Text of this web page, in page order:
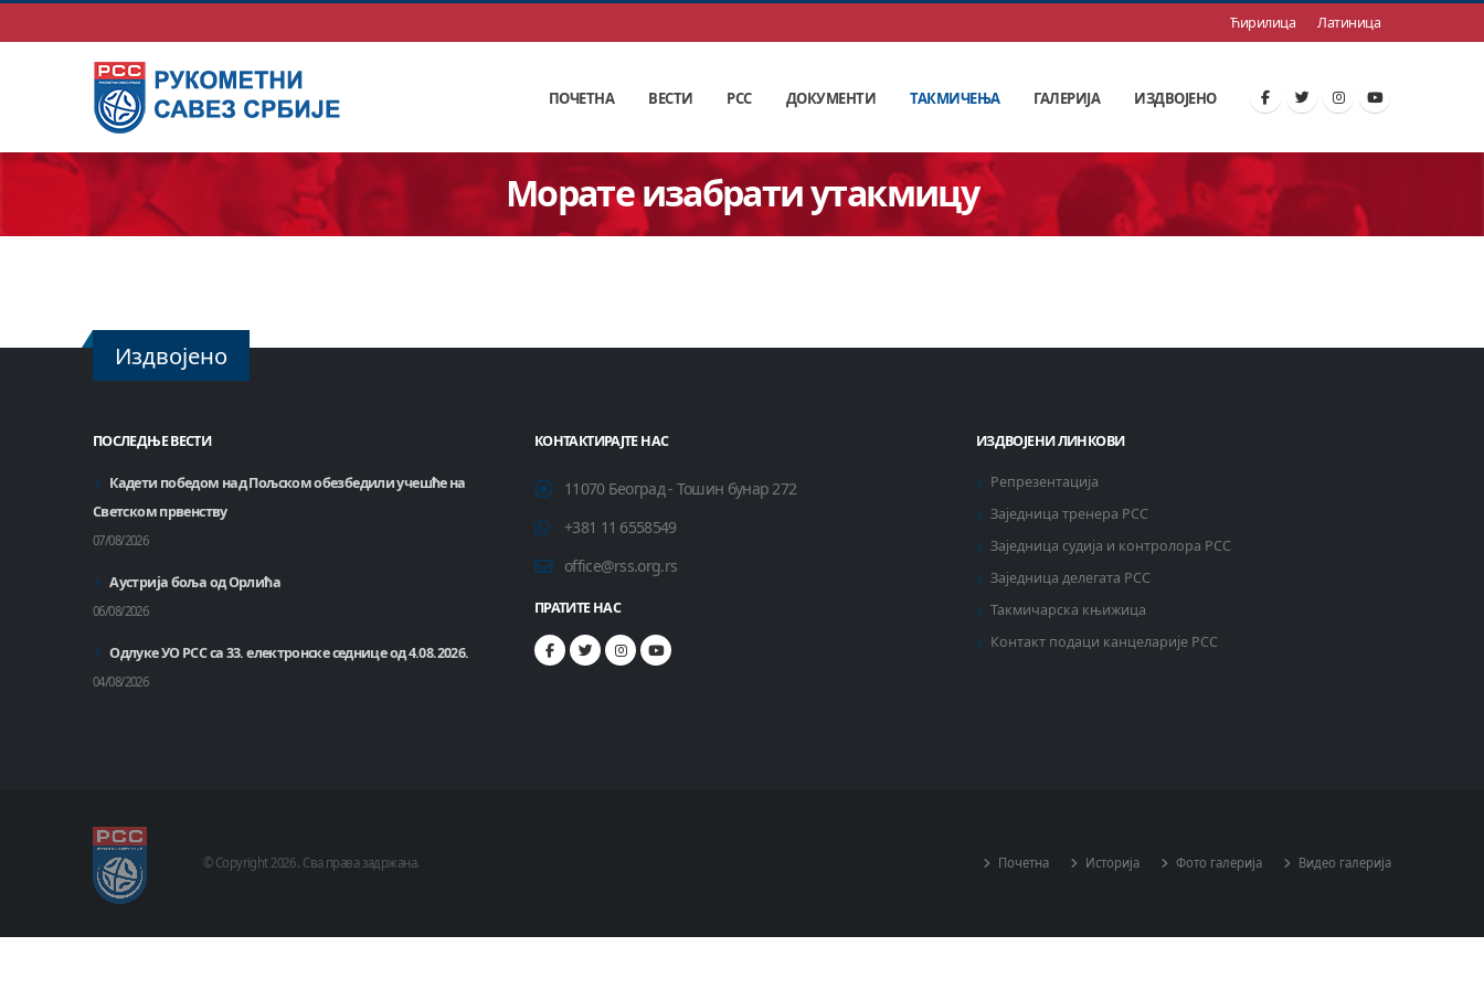
Ћирилица Латиница
ПОЧЕТНА ВЕСТИ РСС ДОКУМЕНТИ ТАКМИЧЕЊА ГАЛЕРИЈА ИЗДВОЈЕНО
Морате изабрати утакмицу
Издвојено
ПОСЛЕДЊЕ ВЕСТИ
Кадети победом над Пољском обезбедили учешће на
Светском првенству
07/08/2026
Аустрија боља од Орлића
06/08/2026
Одлуке УО РСС са 33. електронске седнице од 4.08.2026.
04/08/2026
КОНТАКТИРАЈТЕ НАС
11070 Београд - Тошин бунар 272
+381 11 6558549
office@rss.org.rs
ПРАТИТЕ НАС
ИЗДВОЈЕНИ ЛИНКОВИ
Репрезентација
Заједница тренера РСС
Заједница судија и контролора РСС
Заједница делегата РСС
Такмичарска књижица
Контакт подаци канцеларије РСС
© Copyright 2026 . Сва права задржана. Почетна Историја Фото галерија Видео галерија